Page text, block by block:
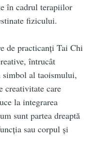
în cadrul terapiilor
fizicului.
de practicanți Tai Chi
întrucât
simbol al taoismului,
creativitate care
la integrarea
sunt partea dreaptă
sau corpul și